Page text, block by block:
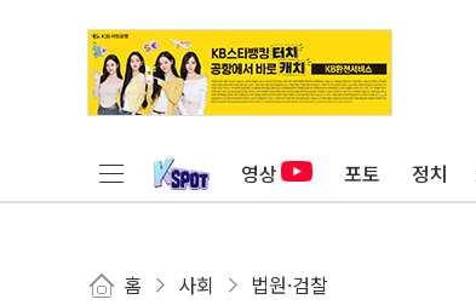
영상 포토 정치
홈 사회 법원·검찰